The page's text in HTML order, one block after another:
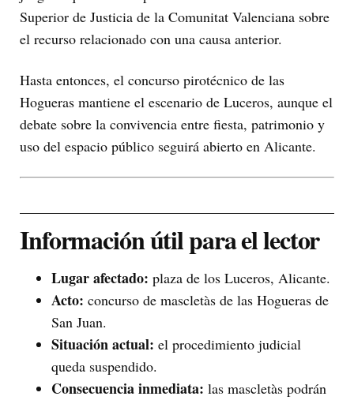
Superior de Justicia de la Comunitat Valenciana sobre
el recurso relacionado con una causa anterior.
Hasta entonces, el concurso pirotécnico de las
Hogueras mantiene el escenario de Luceros, aunque el
debate sobre la convivencia entre fiesta, patrimonio y
uso del espacio público seguirá abierto en Alicante.
Información útil para el lector
Lugar afectado: plaza de los Luceros, Alicante.
Acto: concurso de mascletàs de las Hogueras de
San Juan.
Situación actual: el procedimiento judicial
queda suspendido.
Consecuencia inmediata: las mascletàs podrán